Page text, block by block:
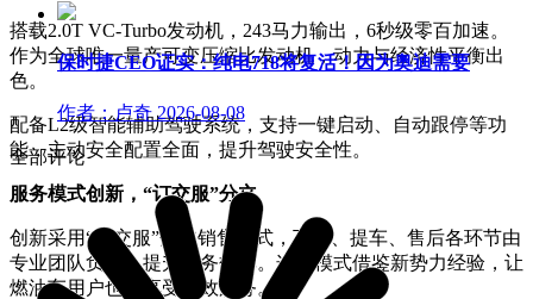
搭载2.0T VC-Turbo发动机，243马力输出，6秒级零百加速。
作为全球唯一量产可变压缩比发动机，动力与经济性平衡出
色。
配备L2级智能辅助驾驶系统，支持一键启动、自动跟停等功
能，主动安全配置全面，提升驾驶安全性。
服务模式创新，“订交服”分立
创新采用“订交服”分立销售模式，下订、提车、售后各环节由
专业团队负责，提升服务效率。这一模式借鉴新势力经验，让
燃油车用户也能享受高效服务。
保时捷CEO证实：纯电718将复活！因为奥迪需要
作者：卢奇 2026-08-08
全部评论